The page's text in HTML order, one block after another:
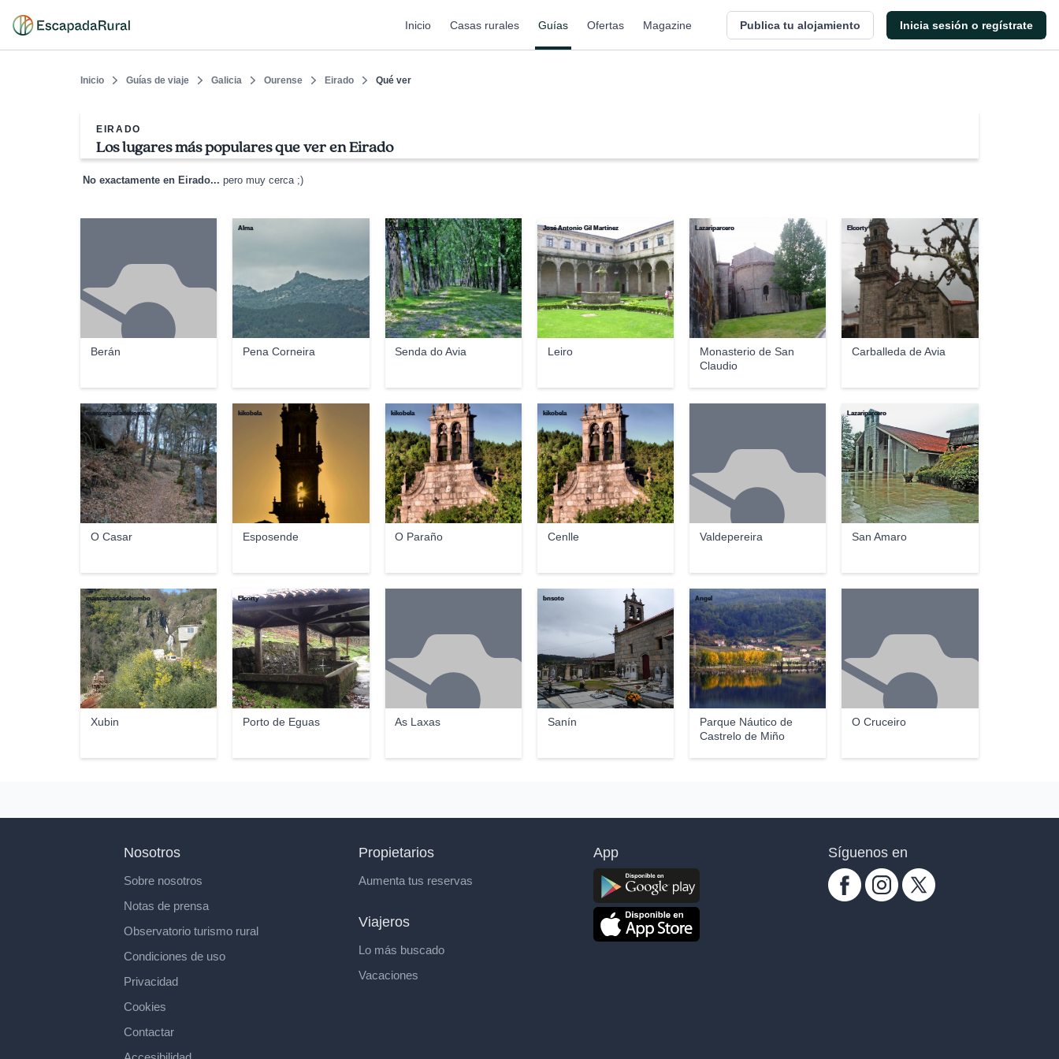
Inicio Casas rurales Guías Ofertas Magazine Publica tu alojamiento Inicia sesión o regístrate
Inicio Guías de viaje Galicia Ourense Eirado Qué ver
EIRADO
Los lugares más populares que ver en Eirado
No exactamente en Eirado... pero muy cerca ;)
Berán Pena Corneira
Alma
Senda do Avia
Lazariparcero
Leiro
José Antonio Gil Martínez
Monasterio de San
Claudio
Lazariparcero
Carballeda de Avia
Elcorty
O Casar
maiscargadadebombo
Esposende
kikobela
O Paraño
kikobela
Cenlle
kikobela
Valdepereira San Amaro
Lazariparcero
Xubin
maiscargadadebombo
Porto de Eguas
Elcorty
As Laxas Sanín
bnsoto
Parque Náutico de
Castrelo de Miño
Angel
O Cruceiro
Nosotros
Sobre nosotros
Notas de prensa
Observatorio turismo rural
Condiciones de uso
Privacidad
Cookies
Contactar
Propietarios
Aumenta tus reservas
Viajeros
Lo más buscado
Vacaciones
App Síguenos en